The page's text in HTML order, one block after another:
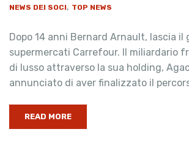
NEWS DEI SOCI, TOP NEWS
Dopo 14 anni Bernard Arnault, lascia il
supermercati Carrefour. Il miliardario
di lusso attraverso la sua holding,
annunciato di aver finalizzato il
READ MORE